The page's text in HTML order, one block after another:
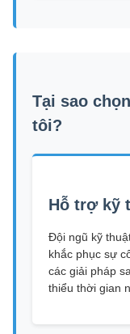
Tại sao
tôi?
Hỗ trợ kỹ
Đội ngũ kỹ
khắc phục sự
các giải pháp
thiểu thời gian